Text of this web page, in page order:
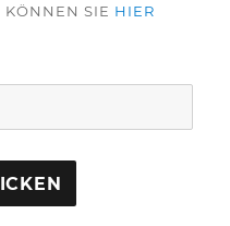
KÖNNEN SIE HIER